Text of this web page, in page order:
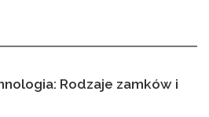
Rodzaje zamków i